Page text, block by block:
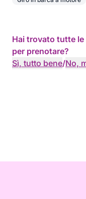
Hai trovato tutte
per prenotare?
Sì, tutto bene/No,